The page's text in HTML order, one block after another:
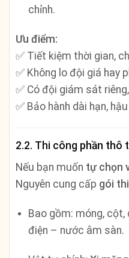
chỉnh.
Ưu điểm:
✅ Tiết kiệm thời gian,
✅ Không lo đội giá hay
✅ Có đội giám sát
✅ Bảo hành dài hạn,
2.2. Thi công phần thô
Nếu bạn muốn tự chọn
Nguyên cung cấp gói
Bao gồm: móng, cột,
điện – nước âm sàn.